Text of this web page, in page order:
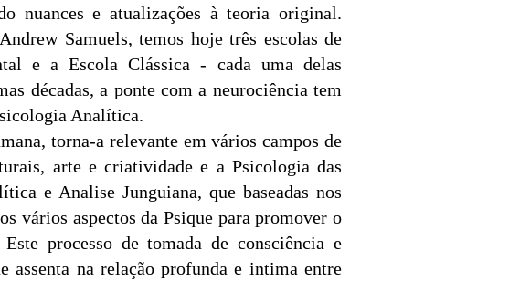
nuances e atualizações à teoria original.
Samuels, temos hoje três escolas de
e a Escola Clássica - cada uma delas
décadas, a ponte com a neurociência tem
Analítica.
torna-a relevante em vários campos de
arte e criatividade e a Psicologia das
e Analise Junguiana, que baseadas nos
vários aspectos da Psique para promover o
processo de tomada de consciência e
assenta na relação profunda e intima entre